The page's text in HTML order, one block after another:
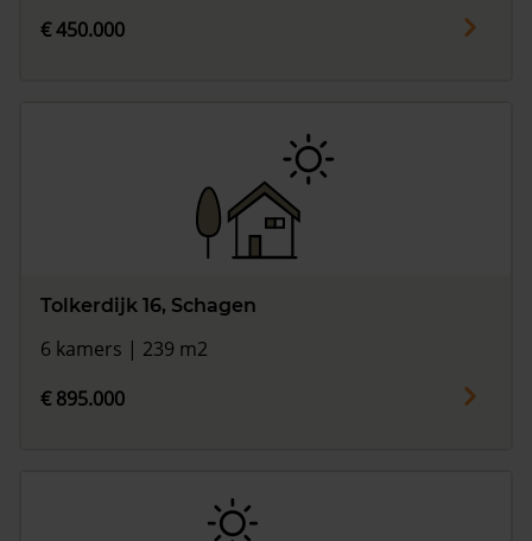
€ 450.000
Tolkerdijk 16, Schagen
6 kamers | 239 m2
€ 895.000